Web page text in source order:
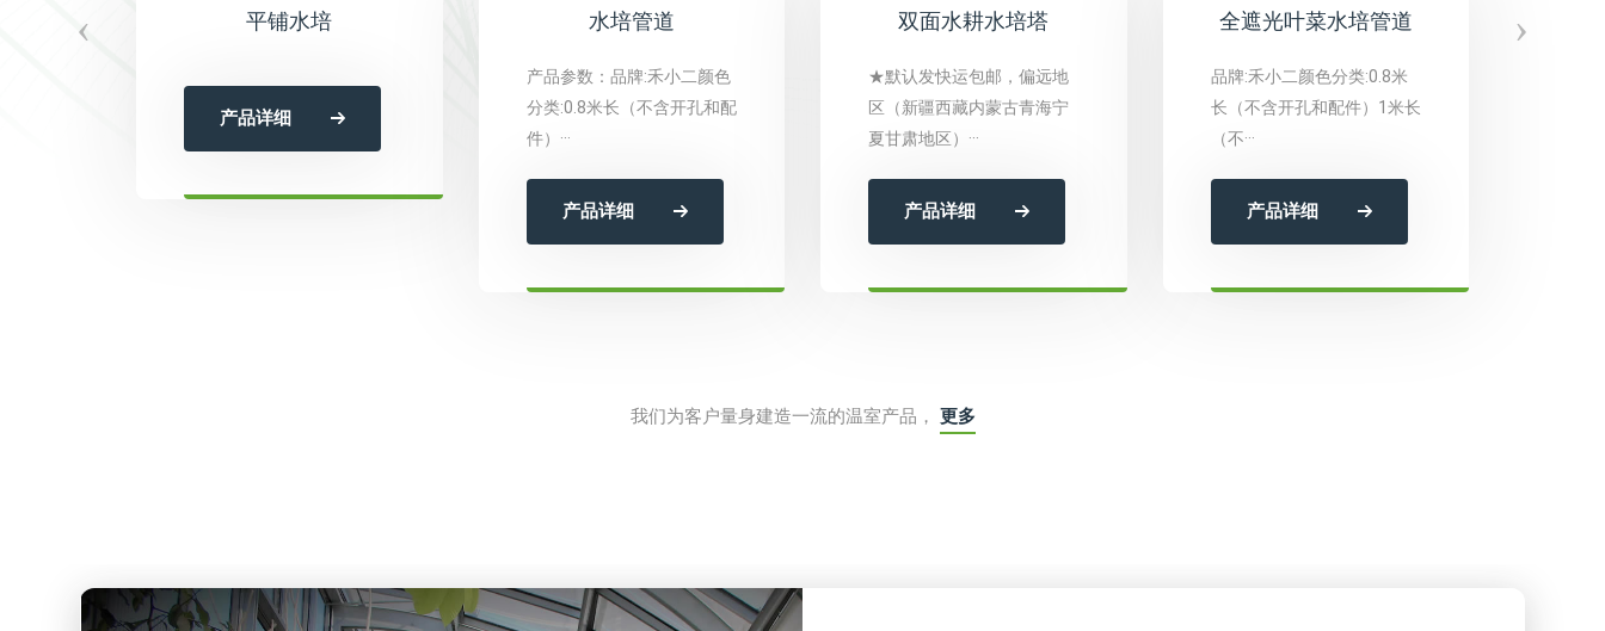
平铺水培
产品详细
水培管道
产品参数：品牌:禾小二颜色
分类:0.8米长（不含开孔和配
件）···
产品详细
双面水耕水培塔
★默认发快运包邮，偏远地
区（新疆西藏内蒙古青海宁
夏甘肃地区）···
产品详细
全遮光叶菜水培管道
品牌:禾小二颜色分类:0.8米
长（不含开孔和配件）1米长
（不···
产品详细
‹ ›
我们为客户量身建造一流的温室产品， 更多